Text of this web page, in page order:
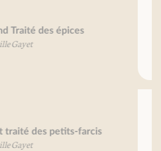
traité du pain d'épice
Gayet
alimentaires des Andes
G. Guillaume